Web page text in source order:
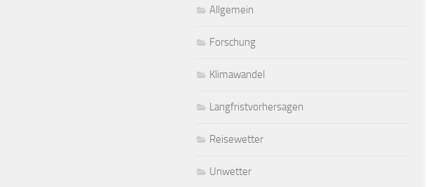
Allgemein
Forschung
Klimawandel
Langfristvorhersagen
Reisewetter
Unwetter